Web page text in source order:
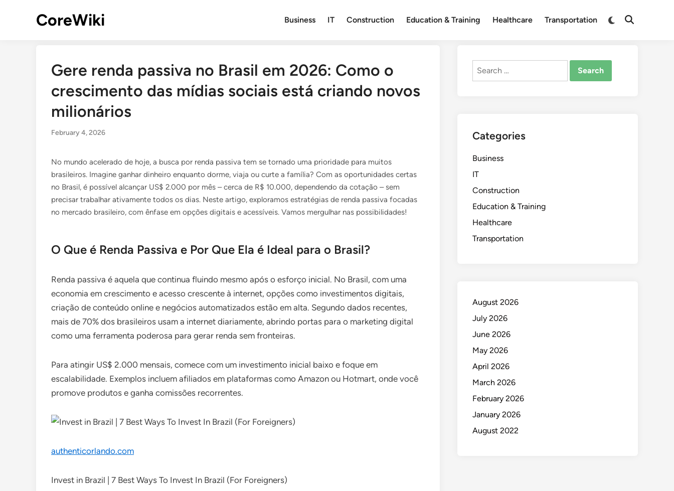
CoreWiki Business IT Construction Education & Training Healthcare Transportation
Switch
Open
Gere renda passiva no Brasil em 2026: Como o
crescimento das mídias sociais está criando novos
milionários
February 4, 2026
No mundo acelerado de hoje, a busca por renda passiva tem se tornado uma prioridade para muitos
brasileiros. Imagine ganhar dinheiro enquanto dorme, viaja ou curte a família? Com as oportunidades certas
no Brasil, é possível alcançar US$ 2.000 por mês – cerca de R$ 10.000, dependendo da cotação – sem
precisar trabalhar ativamente todos os dias. Neste artigo, exploramos estratégias de renda passiva focadas
no mercado brasileiro, com ênfase em opções digitais e acessíveis. Vamos mergulhar nas possibilidades!
O Que é Renda Passiva e Por Que Ela é Ideal para o Brasil?
Renda passiva é aquela que continua fluindo mesmo após o esforço inicial. No Brasil, com uma
economia em crescimento e acesso crescente à internet, opções como investimentos digitais,
criação de conteúdo online e negócios automatizados estão em alta. Segundo dados recentes,
mais de 70% dos brasileiros usam a internet diariamente, abrindo portas para o marketing digital
como uma ferramenta poderosa para gerar renda sem fronteiras.
Para atingir US$ 2.000 mensais, comece com um investimento inicial baixo e foque em
escalabilidade. Exemplos incluem afiliados em plataformas como Amazon ou Hotmart, onde você
promove produtos e ganha comissões recorrentes.
authenticorlando.com
Invest in Brazil | 7 Best Ways To Invest In Brazil (For Foreigners)
Search
Categories
Business
IT
Construction
Education & Training
Healthcare
Transportation
August 2026
July 2026
June 2026
May 2026
April 2026
March 2026
February 2026
January 2026
August 2022